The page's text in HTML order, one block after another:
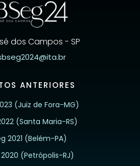
dos Campos - SP
ANTERIORES
(Juiz de Fora-MG)
(Santa Maria-RS)
2021 (Belém-PA)
2020 (Petrópolis-RJ)